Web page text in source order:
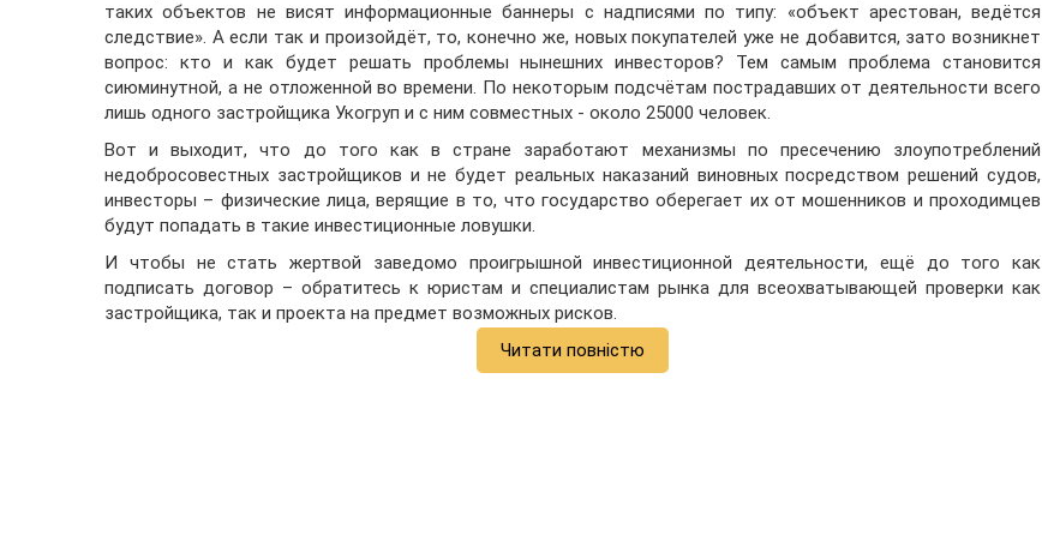
таких объектов не висят информационные баннеры с надписями по типу: «объект арестован, ведётся
следствие». А если так и произойдёт, то, конечно же, новых покупателей уже не добавится, зато возникнет
вопрос: кто и как будет решать проблемы нынешних инвесторов? Тем самым проблема становится
сиюминутной, а не отложенной во времени. По некоторым подсчётам пострадавших от деятельности всего
лишь одного застройщика Укогруп и с ним совместных - около 25000 человек.
Вот и выходит, что до того как в стране заработают механизмы по пресечению злоупотреблений
недобросовестных застройщиков и не будет реальных наказаний виновных посредством решений судов,
инвесторы – физические лица, верящие в то, что государство оберегает их от мошенников и проходимцев
будут попадать в такие инвестиционные ловушки.
И чтобы не стать жертвой заведомо проигрышной инвестиционной деятельности, ещё до того как
подписать договор – обратитесь к юристам и специалистам рынка для всеохватывающей проверки как
застройщика, так и проекта на предмет возможных рисков.
Читати повністю